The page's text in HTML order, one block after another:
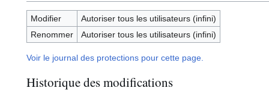
Modifier
Autoriser tous les utilisateurs (infini)
Renommer
Autoriser tous les utilisateurs (infini)
Voir le journal des protections pour cette page.
Historique des modifications